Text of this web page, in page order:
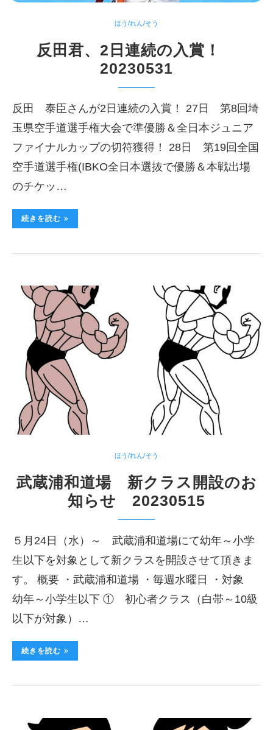
ほう/れん/そう
反田君、2日連続の入賞！
20230531
反田 泰臣さんが2日連続の入賞！ 27日 第8回埼
玉県空手道選手権大会で準優勝＆全日本ジュニア
ファイナルカップの切符獲得！ 28日 第19回全国
空手道選手権(IBKO全日本選抜で優勝＆本戦出場
のチケッ…
続きを読む
ほう/れん/そう
武蔵浦和道場 新クラス開設のお
知らせ 20230515
５月24日（水）～ 武蔵浦和道場にて幼年～小学
生以下を対象として新クラスを開設させて頂きま
す。 概要 ・武蔵浦和道場 ・毎週水曜日 ・対象
幼年～小学生以下 ① 初心者クラス（白帯～10級
以下が対象）…
続きを読む